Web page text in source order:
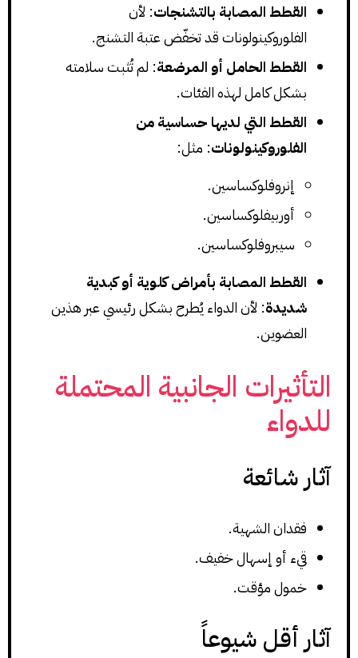
القطط المصابة بالتشنجات: لأن
الفلوروكينولونات قد تخفّض عتبة التشنج.
القطط الحامل أو المرضعة: لم تُثبت سلامته
بشكل كامل لهذه الفئات.
القطط التي لديها حساسية من
الفلوروكينولونات: مثل:
إنروفلوكساسين.
أوربيفلوكساسين.
سيبروفلوكساسين.
القطط المصابة بأمراض كلوية أو كبدية
شديدة: لأن الدواء يُطرح بشكل رئيسي عبر هذين
العضوين.
التأثيرات الجانبية المحتملة
للدواء
آثار شائعة
فقدان الشهية.
قيء أو إسهال خفيف.
خمول مؤقت.
آثار أقل شيوعاً